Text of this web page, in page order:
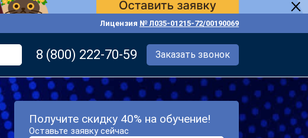
Лицензия № Л035-01215-72/00190069
8 (800) 222-70-59 Заказать звонок
Получите скидку 40% на обучение!
Оставьте заявку сейчас